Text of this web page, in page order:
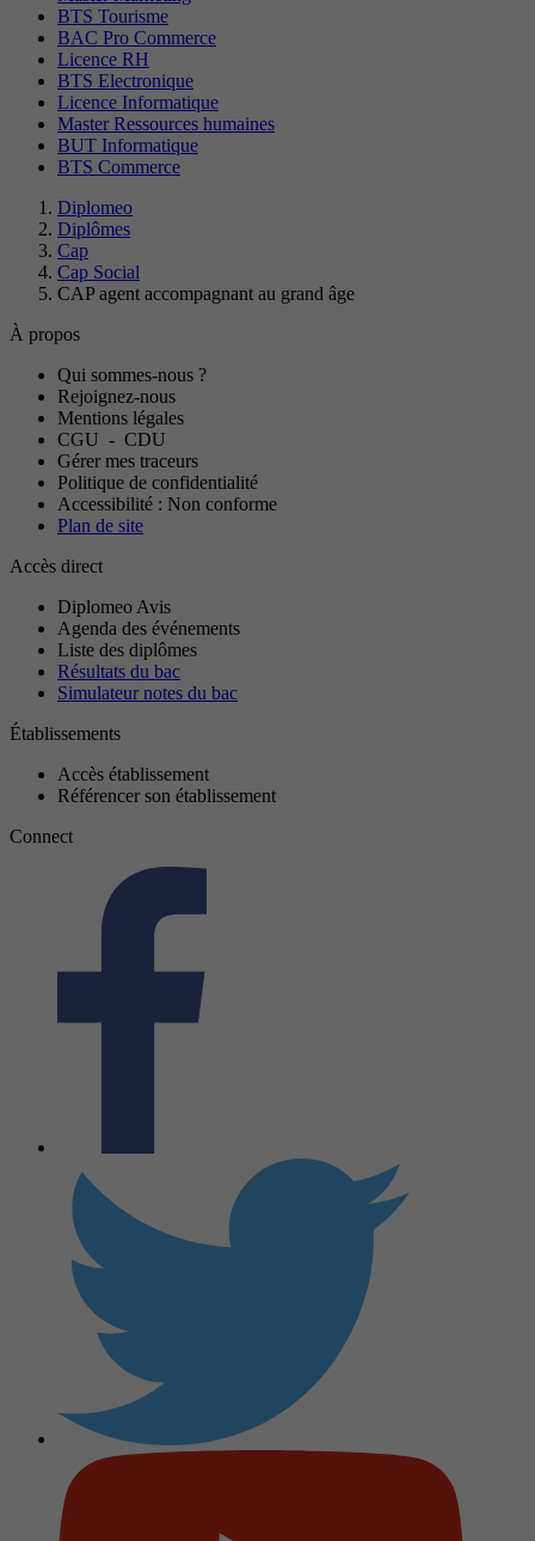
BTS Tourisme
BAC Pro Commerce
Licence RH
BTS Electronique
Licence Informatique
Master Ressources humaines
BUT Informatique
BTS Commerce
Diplomeo
Diplômes
Cap
Cap Social
CAP agent accompagnant au grand âge
À propos
Qui sommes-nous ?
Rejoignez-nous
Mentions légales
CGU - CDU
Gérer mes traceurs
Politique de confidentialité
Accessibilité : Non conforme
Plan de site
Accès direct
Diplomeo Avis
Agenda des événements
Liste des diplômes
Résultats du bac
Simulateur notes du bac
Établissements
Accès établissement
Référencer son établissement
Connect